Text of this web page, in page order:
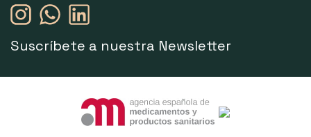
Suscríbete a nuestra Newsletter